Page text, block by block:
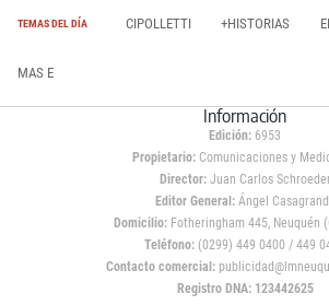
TEMAS DEL DÍA CIPOLLETTI +HISTORIAS
MAS E
Información
Edición: 6953
Propietario:Comunicaciones y
Director: Juan Carlos
Editor General:Ángel
Domicilio:Fotheringham 445, Neuquén
Teléfono: (0299) 449 0400 / 449
Contacto comercial:
Registro DNA: 123442625